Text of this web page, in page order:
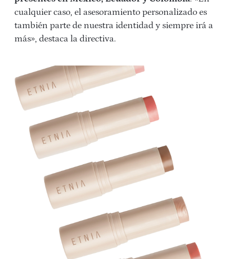
cualquier caso, el asesoramiento personalizado es
también parte de nuestra identidad y siempre irá a
más», destaca la directiva.